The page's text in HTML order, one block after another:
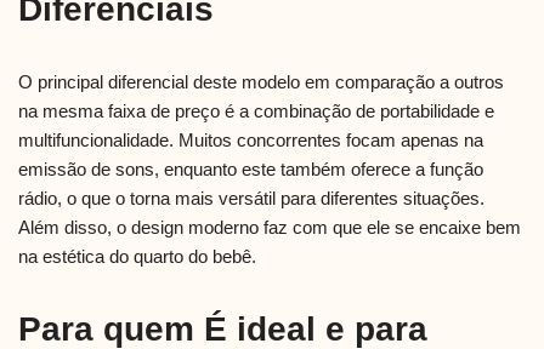
Diferenciais
O principal diferencial deste modelo em comparação a outros
na mesma faixa de preço é a combinação de portabilidade e
multifuncionalidade. Muitos concorrentes focam apenas na
emissão de sons, enquanto este também oferece a função
rádio, o que o torna mais versátil para diferentes situações.
Além disso, o design moderno faz com que ele se encaixe bem
na estética do quarto do bebê.
Para quem É ideal e para